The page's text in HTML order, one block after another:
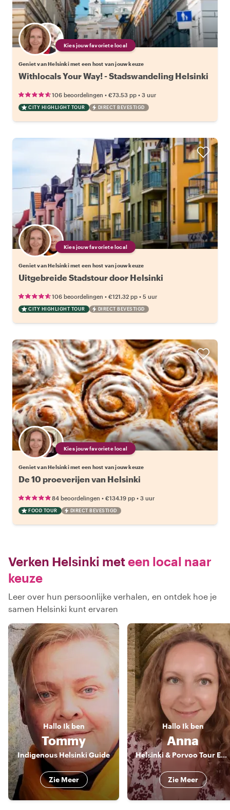
Kies jouw favoriete local
Geniet van Helsinki met een host van jouw keuze
Withlocals Your Way! - Stadswandeling Helsinki
106 beoordelingen • €73.53 pp • 3 uur
CITY HIGHLIGHT TOUR DIRECT BEVESTIGD
Kies jouw favoriete local
Geniet van Helsinki met een host van jouw keuze
Uitgebreide Stadstour door Helsinki
106 beoordelingen • €121.32 pp • 5 uur
CITY HIGHLIGHT TOUR DIRECT BEVESTIGD
Kies jouw favoriete local
Geniet van Helsinki met een host van jouw keuze
De 10 proeverijen van Helsinki
84 beoordelingen • €134.19 pp • 3 uur
FOOD TOUR DIRECT BEVESTIGD
Verken Helsinki meteen local naar
keuze
Leer over hun persoonlijke verhalen, en ontdek hoe je
samen Helsinki kunt ervaren
Hallo Ik ben
Tommy
Indigenous Helsinki Guide
Zie Meer
Hallo Ik ben
Anna
Helsinki & Porvoo Tour Expert & Artist
Zie Meer